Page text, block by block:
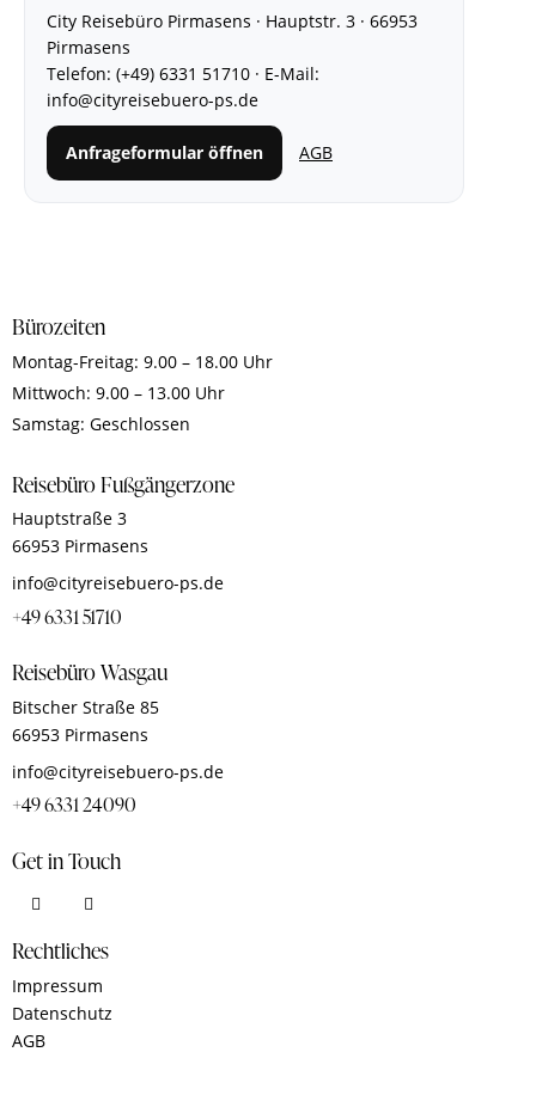
City Reisebüro Pirmasens · Hauptstr. 3 · 66953
Pirmasens
Telefon: (+49) 6331 51710 · E-Mail:
info@cityreisebuero-ps.de
Anfrageformular öffnen AGB
Bürozeiten
Montag-Freitag: 9.00 – 18.00 Uhr
Mittwoch: 9.00 – 13.00 Uhr
Samstag: Geschlossen
Reisebüro Fußgängerzone
Hauptstraße 3
66953 Pirmasens
info@cityreisebuero-ps.de
+49 6331 51710
Reisebüro Wasgau
Bitscher Straße 85
66953 Pirmasens
info@cityreisebuero-ps.de
+49 6331 24090
Get in Touch
Rechtliches
Impressum
Datenschutz
AGB